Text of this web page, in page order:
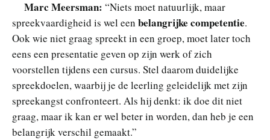
Marc Meersman: “Niets moet natuurlijk, maar
spreekvaardigheid is wel een belangrijke competentie.
Ook wie niet graag spreekt in een groep, moet later toch
eens een presentatie geven op zijn werk of zich
voorstellen tijdens een cursus. Stel daarom duidelijke
spreekdoelen, waarbij je de leerling geleidelijk met zijn
spreekangst confronteert. Als hij denkt: ik doe dit niet
graag, maar ik kan er wel beter in worden, dan heb je een
belangrijk verschil gemaakt.”